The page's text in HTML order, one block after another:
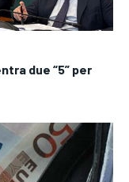
due “5” per